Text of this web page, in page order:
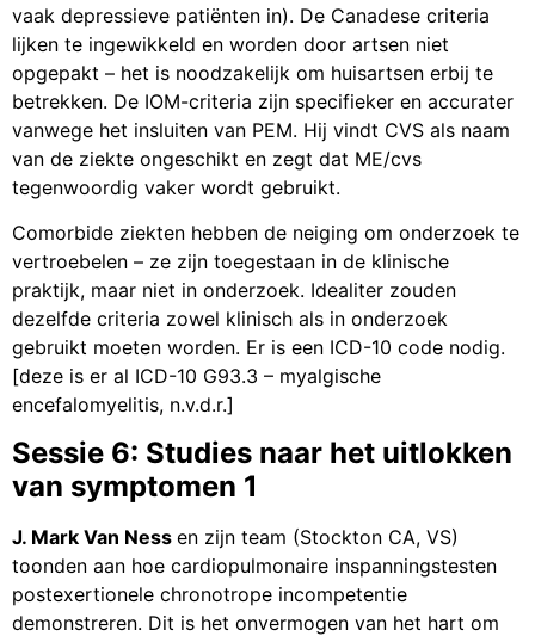
vaak depressieve patiënten in). De Canadese criteria
lijken te ingewikkeld en worden door artsen niet
opgepakt – het is noodzakelijk om huisartsen erbij te
betrekken. De IOM-criteria zijn specifieker en accurater
vanwege het insluiten van PEM. Hij vindt CVS als naam
van de ziekte ongeschikt en zegt dat ME/cvs
tegenwoordig vaker wordt gebruikt.
Comorbide ziekten hebben de neiging om onderzoek te
vertroebelen – ze zijn toegestaan in de klinische
praktijk, maar niet in onderzoek. Idealiter zouden
dezelfde criteria zowel klinisch als in onderzoek
gebruikt moeten worden. Er is een ICD-10 code nodig.
[deze is er al ICD-10 G93.3 – myalgische
encefalomyelitis, n.v.d.r.]
Sessie 6: Studies naar het uitlokken
van symptomen 1
J. Mark Van Ness en zijn team (Stockton CA, VS)
toonden aan hoe cardiopulmonaire inspanningstesten
postexertionele chronotrope incompetentie
demonstreren. Dit is het onvermogen van het hart om